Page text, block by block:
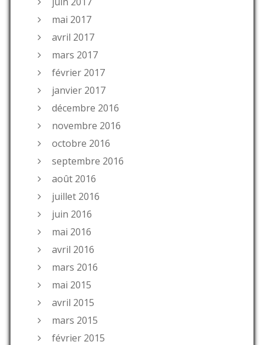
mai 2017
avril 2017
mars 2017
février 2017
janvier 2017
décembre 2016
novembre 2016
octobre 2016
septembre 2016
août 2016
juillet 2016
juin 2016
mai 2016
avril 2016
mars 2016
mai 2015
avril 2015
mars 2015
février 2015